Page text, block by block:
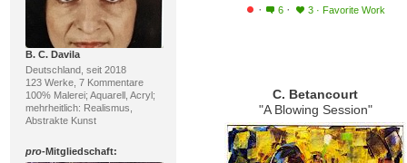
B. C. Davila
Deutschland, seit 2018
123 Werke, 7 Kommentare
100% Malerei; Aquarell, Acryl;
mehrheitlich: Realismus,
Abstrakte Kunst
pro-Mitgliedschaft:
· 6 · 3 · Favorite Work
C. Betancourt
"A Blowing Session"